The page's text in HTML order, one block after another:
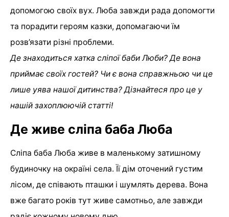
допомогою своїх вух. Люба завжди рада допомогти
та порадити героям казки, допомагаючи їм
розв’язати різні проблеми.
Де знаходиться хатка сліпої баби Люби? Де вона
приймає своїх гостей? Чи є вона справжньою чи це
лише уява нашої дитинства? Дізнайтеся про це у
нашій захоплюючій статті!
Де живе сліпа баба Люба
Сліпа баба Люба живе в маленькому затишному
будиночку на окраїні села. Її дім оточений густим
лісом, де співають пташки і шумлять дерева. Вона
вже багато років тут живе самотньо, але завжди